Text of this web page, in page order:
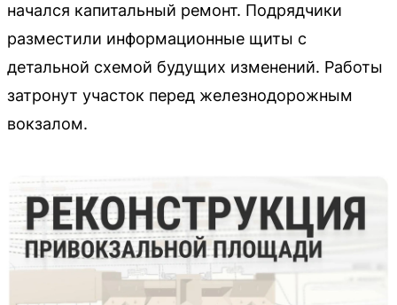
начался капитальный ремонт. Подрядчики
разместили информационные щиты с
детальной схемой будущих изменений. Работы
затронут участок перед железнодорожным
вокзалом.